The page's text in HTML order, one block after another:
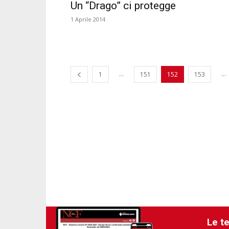
Un “Drago” ci protegge
1 Aprile 2014
1 ... 151 152 153 ...
Le